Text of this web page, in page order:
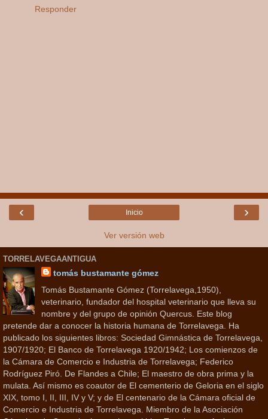
Responder
‹ ›
Inicio
Ver versión web
TORRELAVEGAANTIGUA
tomás bustamante gómez
Tomás Bustamante Gómez (Torrelavega,1950),
veterinario, fundador del hospital veterinario que lleva su
nombre y del grupo de opinión Quercus. Este blog
pretende dar a conocer la historia humana de Torrelavega. Ha
publicado los siguientes libros: Sociedad Gimnástica de Torrelavega,
1907/1920; El Banco de Torrelavega 1920/1942; Los comienzos de
la Cámara de Comercio e Industria de Torrelavega; Federico
Rodríguez Piró. De Flandes a Chile; El maestro de obra prima y la
mulata. Así mismo es coautor de El cementerio de Geloria en el siglo
XIX, tomo I, II, III, IV y V; y de El centenario de la Cámara oficial de
Comercio e Industria de Torrelavega. Miembro de la Asociación